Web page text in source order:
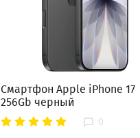
Смартфон Apple iPhone 17
256Gb черный
0